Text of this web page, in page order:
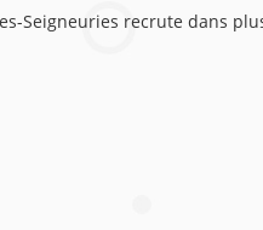
Seigneuries recrute dans